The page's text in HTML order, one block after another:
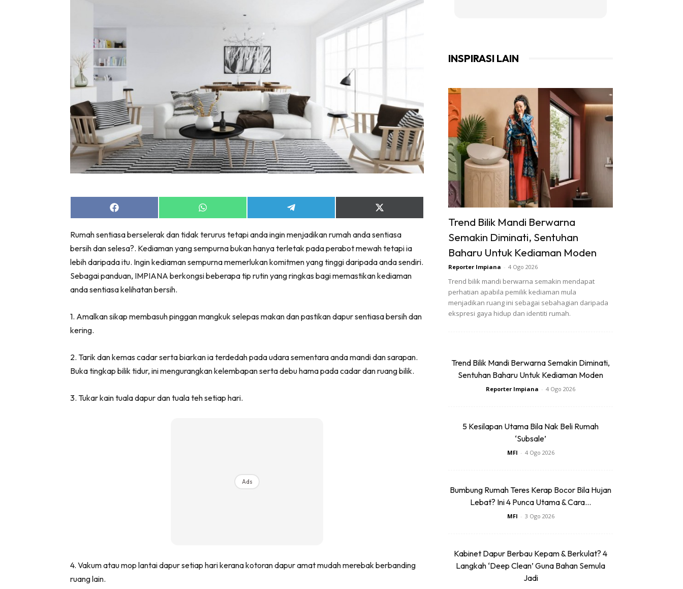
Ruang Makan
Ruang Tamu
Direktori
Interior Design
Landskap
DIY
Bilik Air
Bilik Tidur
Dapur
Ruang Makan
Bilik Air
Makeover Ruang Selebriti
Kafe
Hartanah
Landed
Ilham Impiana 360
Ilham Impiana Inspirasi Selebriti
Sembang Dekor
Share
on
Share
on
Share
on
Share
on
(Twitter)
Rumah sentiasa berselerak dan tidak terurus tetapi anda ingin menjadikan rumah anda sentiasa
bersih dan selesa?. Kediaman yang sempurna bukan hanya terletak pada perabot mewah tetapi ia
lebih daripada itu. Ingin kediaman sempurna memerlukan komitmen yang tinggi daripada anda sendiri.
Sebagai panduan, IMPIANA berkongsi beberapa tip rutin yang ringkas bagi memastikan kediaman
anda sentiasa kelihatan bersih.
1. Amalkan sikap membasuh pinggan mangkuk selepas makan dan pastikan dapur sentiasa bersih dan
kering.
2. Tarik dan kemas cadar serta biarkan ia terdedah pada udara sementara anda mandi dan sarapan.
Buka tingkap bilik tidur, ini mengurangkan kelembapan serta debu hama pada cadar dan ruang bilik.
3. Tukar kain tuala dapur dan tuala teh setiap hari.
Ads
4. Vakum atau mop lantai dapur setiap hari kerana kotoran dapur amat mudah merebak berbanding
ruang lain.
INSPIRASI LAIN
Trend Bilik Mandi Berwarna
Semakin Diminati, Sentuhan
Baharu Untuk Kediaman Moden
Reporter Impiana - 4 Ogo 2026
Trend bilik mandi berwarna semakin mendapat
perhatian apabila pemilik kediaman mula
menjadikan ruang ini sebagai sebahagian daripada
ekspresi gaya hidup dan identiti rumah.
Trend Bilik Mandi Berwarna Semakin Diminati,
Sentuhan Baharu Untuk Kediaman Moden
Reporter Impiana - 4 Ogo 2026
5 Kesilapan Utama Bila Nak Beli Rumah
‘Subsale’
MFI - 4 Ogo 2026
Bumbung Rumah Teres Kerap Bocor Bila Hujan
Lebat? Ini 4 Punca Utama & Cara...
MFI - 3 Ogo 2026
Kabinet Dapur Berbau Kepam & Berkulat? 4
Langkah ‘Deep Clean’ Guna Bahan Semula
Jadi